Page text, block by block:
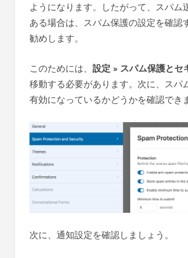
ようになります。したがって、スパム
ある場合は、スパム保護の設定を確認
勧めします。
このためには、 設定 » スパム保護とセ
移動する必要があります。次に、スパ
有効になっているかどうかを確認でき
次に、通知設定を確認しましょう。